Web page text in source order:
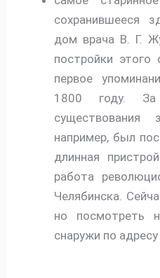
сохранившееся
дом врача В. Г.
постройки этого
первое
1800 году.
существования
например, был
длинная
работа
Челябинска.
но посмотреть
снаружи по